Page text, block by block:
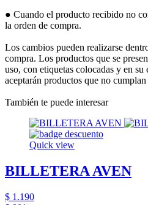
● Cuando el producto recibido no
la orden de compra.
Los cambios pueden realizarse
compra. Los productos que se
uso, con etiquetas colocadas y en
aceptarán productos que no
También te puede interesar
Quick view
BILLETERA AVEN
$ 1.190